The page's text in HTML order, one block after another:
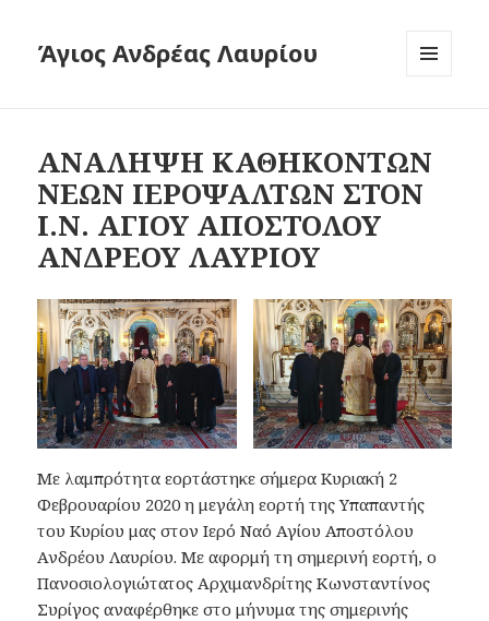
Άγιος Ανδρέας Λαυρίου
ΑΝΑΛΗΨΗ ΚΑΘΗΚΟΝΤΩΝ
ΝΕΩΝ ΙΕΡΟΨΑΛΤΩΝ ΣΤΟΝ
Ι.Ν. ΑΓΙΟΥ ΑΠΟΣΤΟΛΟΥ
ΑΝΔΡΕΟΥ ΛΑΥΡΙΟΥ
Με λαμπρότητα εορτάστηκε σήμερα Κυριακή 2
Φεβρουαρίου 2020 η μεγάλη εορτή της Υπαπαντής
του Κυρίου μας στον Ιερό Ναό Αγίου Αποστόλου
Ανδρέου Λαυρίου. Με αφορμή τη σημερινή εορτή, ο
Πανοσιολογιώτατος Αρχιμανδρίτης Κωνσταντίνος
Συρίγος αναφέρθηκε στο μήνυμα της σημερινής